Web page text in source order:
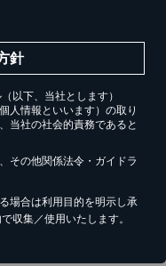
針
以下、当社とします）
人情報といいます）の取り
当社の社会的責務であると
その他関係法令・ガイドラ
場合は利用目的を明示し承
収集／使用いたします。